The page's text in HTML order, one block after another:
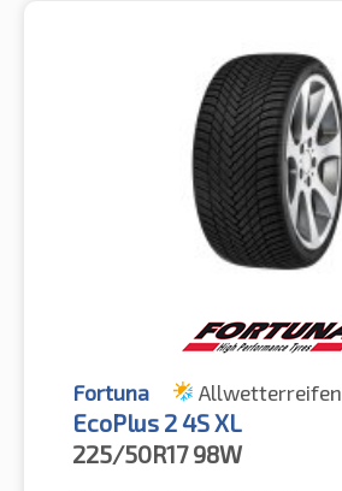
Fortuna Allwetterreifen
EcoPlus 2 4S XL
225/50R17 98W